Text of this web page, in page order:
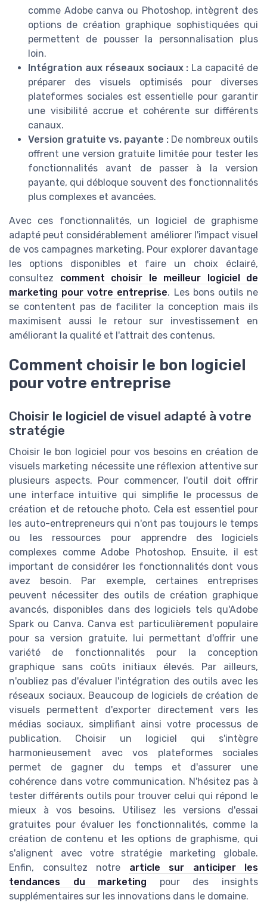
comme Adobe canva ou Photoshop, intègrent des
options de création graphique sophistiquées qui
permettent de pousser la personnalisation plus
loin.
Intégration aux réseaux sociaux : La capacité de
préparer des visuels optimisés pour diverses
plateformes sociales est essentielle pour garantir
une visibilité accrue et cohérente sur différents
canaux.
Version gratuite vs. payante : De nombreux outils
offrent une version gratuite limitée pour tester les
fonctionnalités avant de passer à la version
payante, qui débloque souvent des fonctionnalités
plus complexes et avancées.
Avec ces fonctionnalités, un logiciel de graphisme
adapté peut considérablement améliorer l'impact visuel
de vos campagnes marketing. Pour explorer davantage
les options disponibles et faire un choix éclairé,
consultez comment choisir le meilleur logiciel de
marketing pour votre entreprise. Les bons outils ne
se contentent pas de faciliter la conception mais ils
maximisent aussi le retour sur investissement en
améliorant la qualité et l'attrait des contenus.
Comment choisir le bon logiciel
pour votre entreprise
Choisir le logiciel de visuel adapté à votre
stratégie
Choisir le bon logiciel pour vos besoins en création de
visuels marketing nécessite une réflexion attentive sur
plusieurs aspects. Pour commencer, l'outil doit offrir
une interface intuitive qui simplifie le processus de
création et de retouche photo. Cela est essentiel pour
les auto-entrepreneurs qui n'ont pas toujours le temps
ou les ressources pour apprendre des logiciels
complexes comme Adobe Photoshop. Ensuite, il est
important de considérer les fonctionnalités dont vous
avez besoin. Par exemple, certaines entreprises
peuvent nécessiter des outils de création graphique
avancés, disponibles dans des logiciels tels qu'Adobe
Spark ou Canva. Canva est particulièrement populaire
pour sa version gratuite, lui permettant d'offrir une
variété de fonctionnalités pour la conception
graphique sans coûts initiaux élevés. Par ailleurs,
n'oubliez pas d'évaluer l'intégration des outils avec les
réseaux sociaux. Beaucoup de logiciels de création de
visuels permettent d'exporter directement vers les
médias sociaux, simplifiant ainsi votre processus de
publication. Choisir un logiciel qui s'intègre
harmonieusement avec vos plateformes sociales
permet de gagner du temps et d'assurer une
cohérence dans votre communication. N'hésitez pas à
tester différents outils pour trouver celui qui répond le
mieux à vos besoins. Utilisez les versions d'essai
gratuites pour évaluer les fonctionnalités, comme la
création de contenu et les options de graphisme, qui
s'alignent avec votre stratégie marketing globale.
Enfin, consultez notre article sur anticiper les
tendances du marketing pour des insights
supplémentaires sur les innovations dans le domaine.